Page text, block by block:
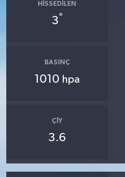
HISSEDILEN
3°
BASINÇ
1010 hpa
ÇIY
3.6